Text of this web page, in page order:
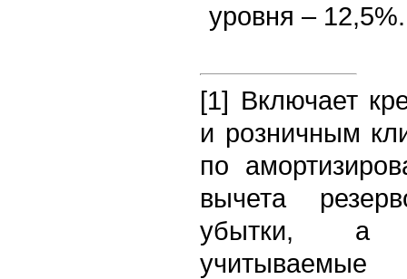
уровня – 12,5%.
[1] Включает
и розничным
по
вычета
убытки, а